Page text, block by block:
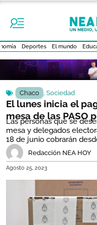
Deportes El mundo
-
Chaco , Sociedad
El lunes inicia el
mesa de las PASO
Las personas que se
mesa y delegados
18 de junio cobrarán
Redacción NEA HOY
Agosto 25, 2023